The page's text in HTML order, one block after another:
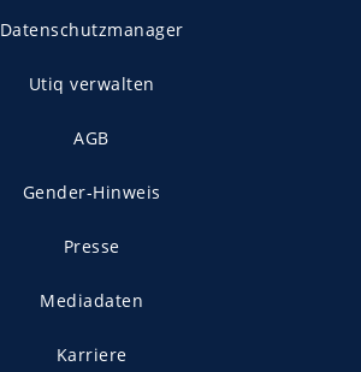
Datenschutzmanager
Utiq verwalten
AGB
Gender-Hinweis
Presse
Mediadaten
Karriere